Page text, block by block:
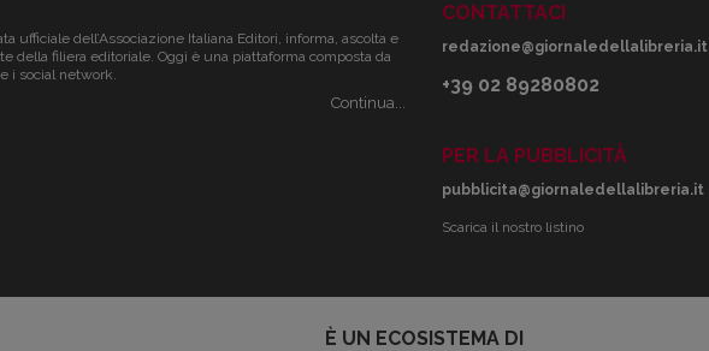
ufficiale dell’Associazione Italiana Editori, informa, ascolta e
della filiera editoriale. Oggi è una piattaforma composta da
i social network.
Continua...
CONTATTACI
redazione@giornaledellalibreria.it
+39 02 89280802
PER LA PUBBLICITÀ
pubblicita@giornaledellalibreria.it
Scarica il nostro listino
È UN ECOSISTEMA DI